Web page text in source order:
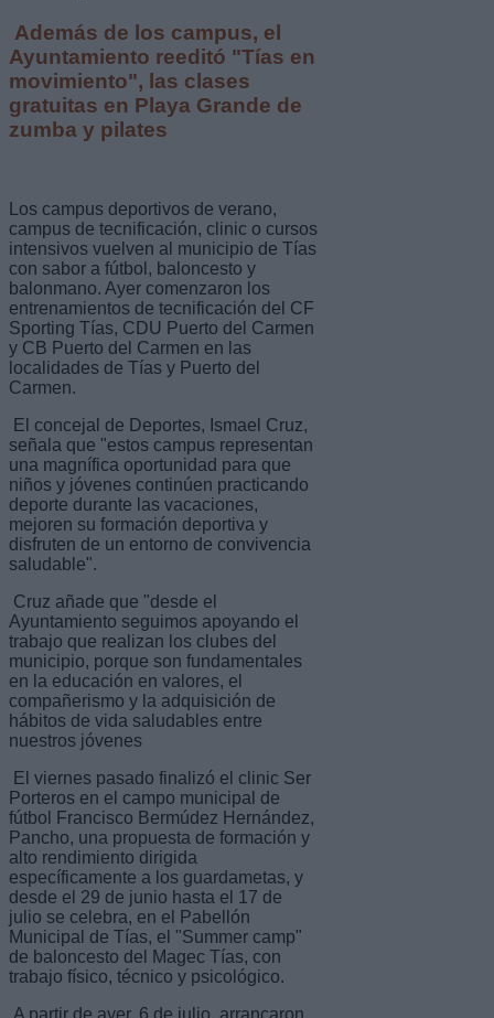
Además de los campus, el
Ayuntamiento reeditó "Tías en
movimiento", las clases
gratuitas en Playa Grande de
zumba y pilates
Los campus deportivos de verano,
campus de tecnificación, clinic o cursos
intensivos vuelven al municipio de Tías
con sabor a fútbol, baloncesto y
balonmano. Ayer comenzaron los
entrenamientos de tecnificación del CF
Sporting Tías, CDU Puerto del Carmen
y CB Puerto del Carmen en las
localidades de Tías y Puerto del
Carmen.
El concejal de Deportes, Ismael Cruz,
señala que "estos campus representan
una magnífica oportunidad para que
niños y jóvenes continúen practicando
deporte durante las vacaciones,
mejoren su formación deportiva y
disfruten de un entorno de convivencia
saludable".
Cruz añade que "desde el
Ayuntamiento seguimos apoyando el
trabajo que realizan los clubes del
municipio, porque son fundamentales
en la educación en valores, el
compañerismo y la adquisición de
hábitos de vida saludables entre
nuestros jóvenes
El viernes pasado finalizó el clinic Ser
Porteros en el campo municipal de
fútbol Francisco Bermúdez Hernández,
Pancho, una propuesta de formación y
alto rendimiento dirigida
específicamente a los guardametas, y
desde el 29 de junio hasta el 17 de
julio se celebra, en el Pabellón
Municipal de Tías, el "Summer camp"
de baloncesto del Magec Tías, con
trabajo físico, técnico y psicológico.